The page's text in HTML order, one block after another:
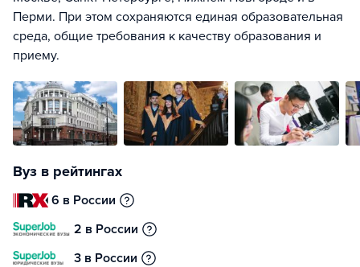
Перми. При этом сохраняются единая образовательная
среда, общие требования к качеству образования и
приему.
Вуз в рейтингах
6 в России
2 в России
3 в России